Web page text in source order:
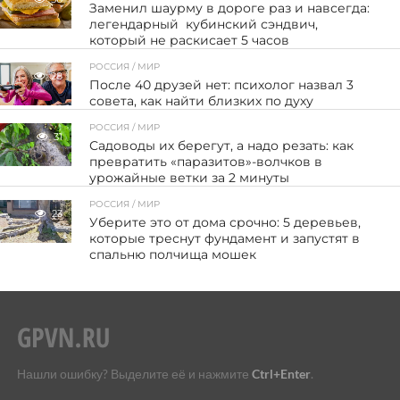
Заменил шаурму в дороге раз и навсегда:
легендарный кубинский сэндвич,
который не раскисает 5 часов
28
РОССИЯ / МИР
После 40 друзей нет: психолог назвал 3
совета, как найти близких по духу
31
РОССИЯ / МИР
Садоводы их берегут, а надо резать: как
превратить «паразитов»-волчков в
урожайные ветки за 2 минуты
23
РОССИЯ / МИР
Уберите это от дома срочно: 5 деревьев,
которые треснут фундамент и запустят в
спальню полчища мошек
Нашли ошибку? Выделите её и нажмите Ctrl+Enter.